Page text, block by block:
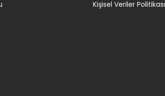
Kişisel Veriler Politikası